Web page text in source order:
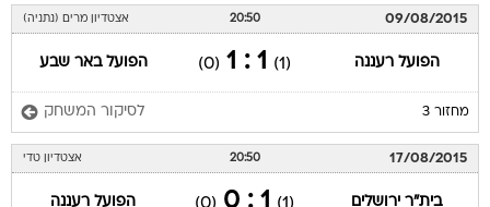
09/08/2015
20:50 אצטדיון מרים (נתניה)
הפועל רעננה (1)
1 : 1
(0) הפועל באר שבע
מחזור 3 לסיקור המשחק
17/08/2015
20:50 אצטדיון טדי
בית"ר ירושלים הפועל רעננה